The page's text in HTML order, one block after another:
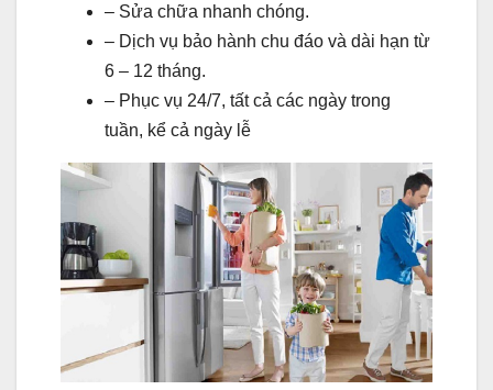
– Sửa chữa nhanh chóng.
– Dịch vụ bảo hành chu đáo và dài hạn từ
6 – 12 tháng.
– Phục vụ 24/7, tất cả các ngày trong
tuần, kể cả ngày lễ